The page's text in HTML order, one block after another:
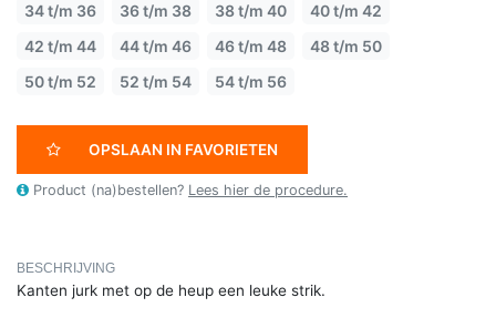
34 t/m 36 36 t/m 38 38 t/m 40
40 t/m 42
42 t/m 44
44 t/m 46 46 t/m 48
48 t/m 50
50 t/m 52
52 t/m 54 54 t/m 56
OPSLAAN IN FAVORIETEN
Product (na)bestellen? Lees hier de procedure.
BESCHRIJVING
Kanten jurk met op de heup een leuke strik.